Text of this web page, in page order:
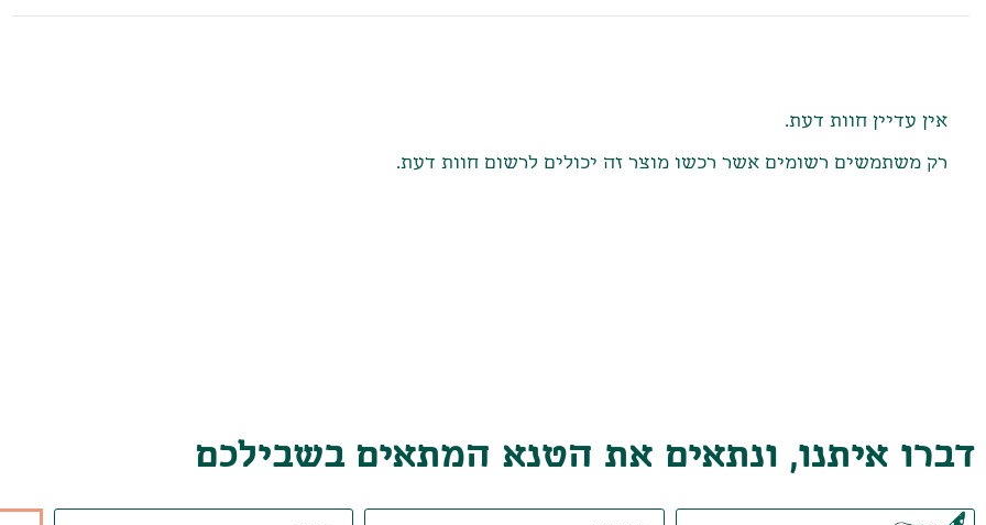
אין עדיין חוות דעת.
רק משתמשים רשומים אשר רכשו מוצר זה יכולים לרשום חוות דעת.
דברו איתנו, ונתאים את הטנא המתאים בשבילכם